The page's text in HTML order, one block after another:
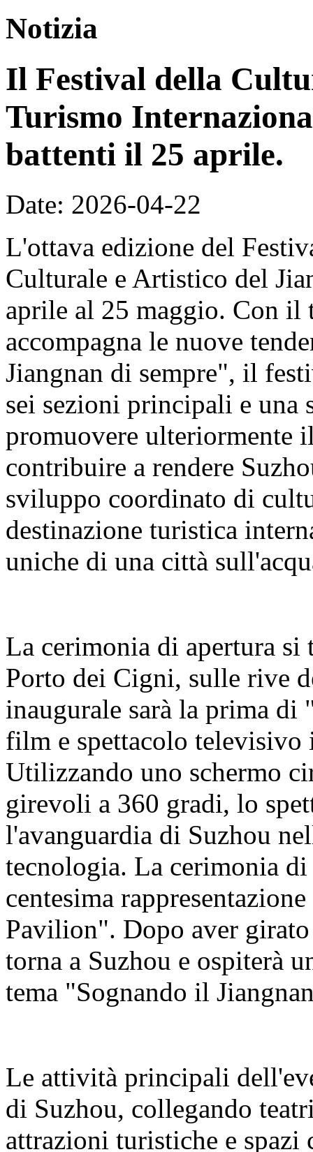
Notizia
Il Festival della
Turismo
battenti il ​​25 aprile.
Date: 2026-04-22
L'ottava edizione del
Culturale e Artistico del
aprile al 25 maggio. Con il
accompagna le nuove
Jiangnan di sempre", il
sei sezioni principali e una
promuovere ulteriormente
contribuire a rendere
sviluppo coordinato di
destinazione turistica
uniche di una città
La cerimonia di apertura si
Porto dei Cigni, sulle rive
inaugurale sarà la prima
film e spettacolo televisivo
Utilizzando uno schermo
girevoli a 360 gradi, lo
l'avanguardia di Suzhou
tecnologia. La cerimonia
centesima
Pavilion". Dopo aver
torna a Suzhou e ospiterà
tema "Sognando il
Le attività principali
di Suzhou, collegando
attrazioni turistiche e